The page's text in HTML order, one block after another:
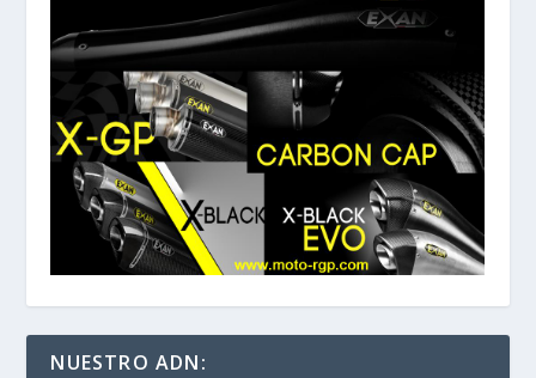
NUESTRO ADN: